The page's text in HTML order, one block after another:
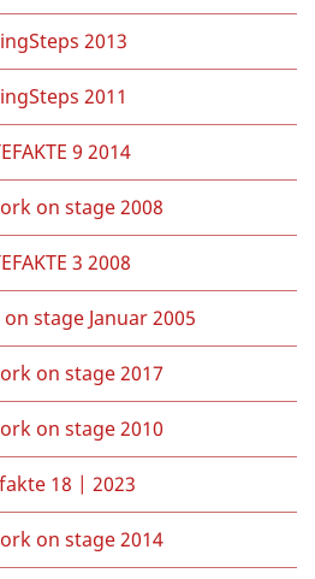
2013
2011
9 2014
on stage 2008
3 2008
stage Januar 2005
on stage 2017
on stage 2010
18 | 2023
on stage 2014